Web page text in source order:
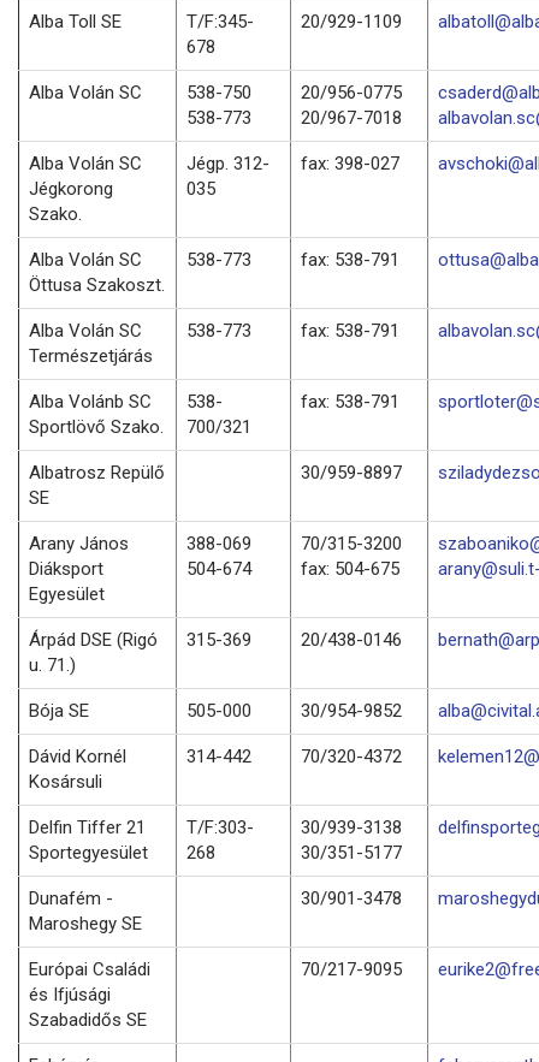
Alba Toll SE
T/F:345-
678
20/929-1109
Alba Volán SC
538-750
538-773
20/956-0775
20/967-7018
Alba Volán SC
Jégkorong
Szako.
Jégp. 312-
035
fax: 398-027
Alba Volán SC
Öttusa Szakoszt.
538-773 fax: 538-791
Alba Volán SC
Természetjárás
538-773 fax: 538-791
Alba Volánb SC
Sportlövő Szako.
538-
700/321
fax: 538-791
Albatrosz Repülő
SE
30/959-8897
Arany János
Diáksport
Egyesület
388-069
504-674
70/315-3200
fax: 504-675
Árpád DSE (Rigó
u. 71.)
315-369 20/438-0146
Bója SE 505-000 30/954-9852
Dávid Kornél
Kosársuli
314-442 70/320-4372
Delfin Tiffer 21
Sportegyesület
T/F:303-
268
30/939-3138
30/351-5177
Dunafém -
Maroshegy SE
30/901-3478
Európai Családi
és Ifjúsági
Szabadidős SE
70/217-9095